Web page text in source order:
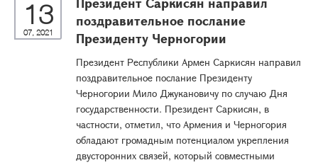
13
07, 2021
поздравительное послание
Президенту Черногории
Президент Республики Армен Саркисян направил
поздравительное послание Президенту
Черногории Мило Джукановичу по случаю Дня
государственности. Президент Саркисян, в
частности, отметил, что Армения и Черногория
обладают громадным потенциалом укрепления
двусторонних связей, который совместными